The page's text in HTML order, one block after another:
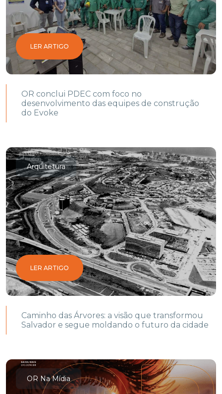
LER ARTIGO
OR conclui PDEC com foco no
desenvolvimento das equipes de construção
do Evoke
Arquitetura
LER ARTIGO
Caminho das Árvores: a visão que transformou
Salvador e segue moldando o futuro da cidade
OR Na Mídia